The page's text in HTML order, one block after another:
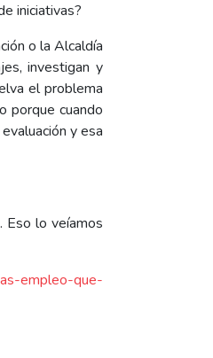
iniciativas?
o la Alcaldía
investigan y
el problema
porque cuando
y esa
Eso lo veíamos
empleo-que-